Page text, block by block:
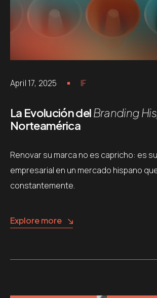
April 17, 2025 IF
La Evolución delBranding
Norteamérica
Renovar su marca no es capricho: es
empresarial en un mercado hispano
constantemente.
Explore more